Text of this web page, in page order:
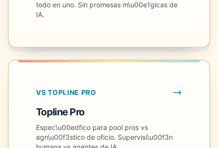
todo en uno. Sin promesas m\u00e1gicas de
IA.
VS TOPLINE PRO
Topline Pro
Espec\u00edfico para pool pros vs
agn\u00f3stico de oficio. Supervisi\u00f3n